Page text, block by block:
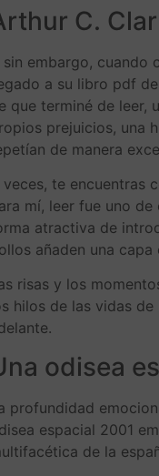
C.
sin embargo, cuando
a su libro pdf
que terminé de leer,
prejuicios, una
de manera
veces, te encuentras
mí, leer fue uno
atractiva de
añaden una
risas y los
hilos de las vidas
odisea
profundidad
espacial 2001
de la